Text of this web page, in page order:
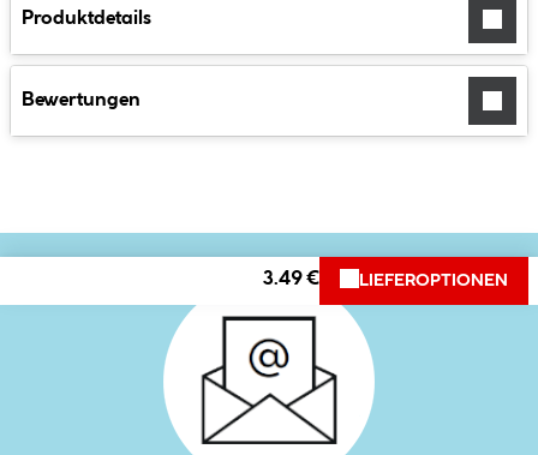
Produktdetails
Bewertungen
3.49 € LIEFEROPTIONEN